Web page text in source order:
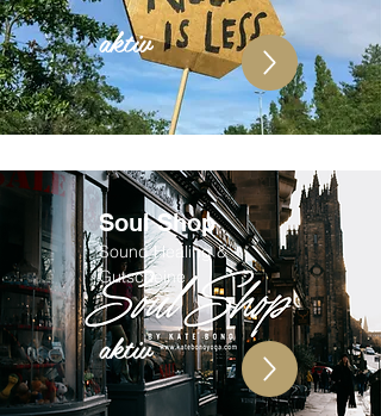
aktiv
Soul Shop
Sound Healing &
Gutscheine
aktiv